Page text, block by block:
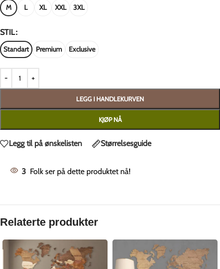
M L XL XXL 3XL
STIL
Standart Premium Exclusive
LEGG I HANDLEKURVEN
KJØP NÅ
Legg til på ønskelisten Størrelsesguide
3 Folk ser på dette produktet nå!
Relaterte produkter